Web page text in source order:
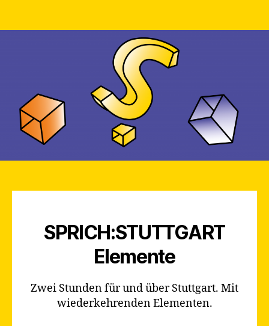
SPRICH:STUTTGART
Elemente
Zwei Stunden für und über Stuttgart. Mit
wiederkehrenden Elementen.